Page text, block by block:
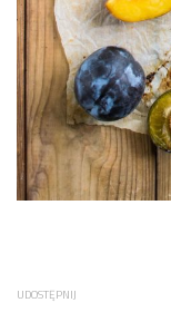
UDOSTĘPNIJ